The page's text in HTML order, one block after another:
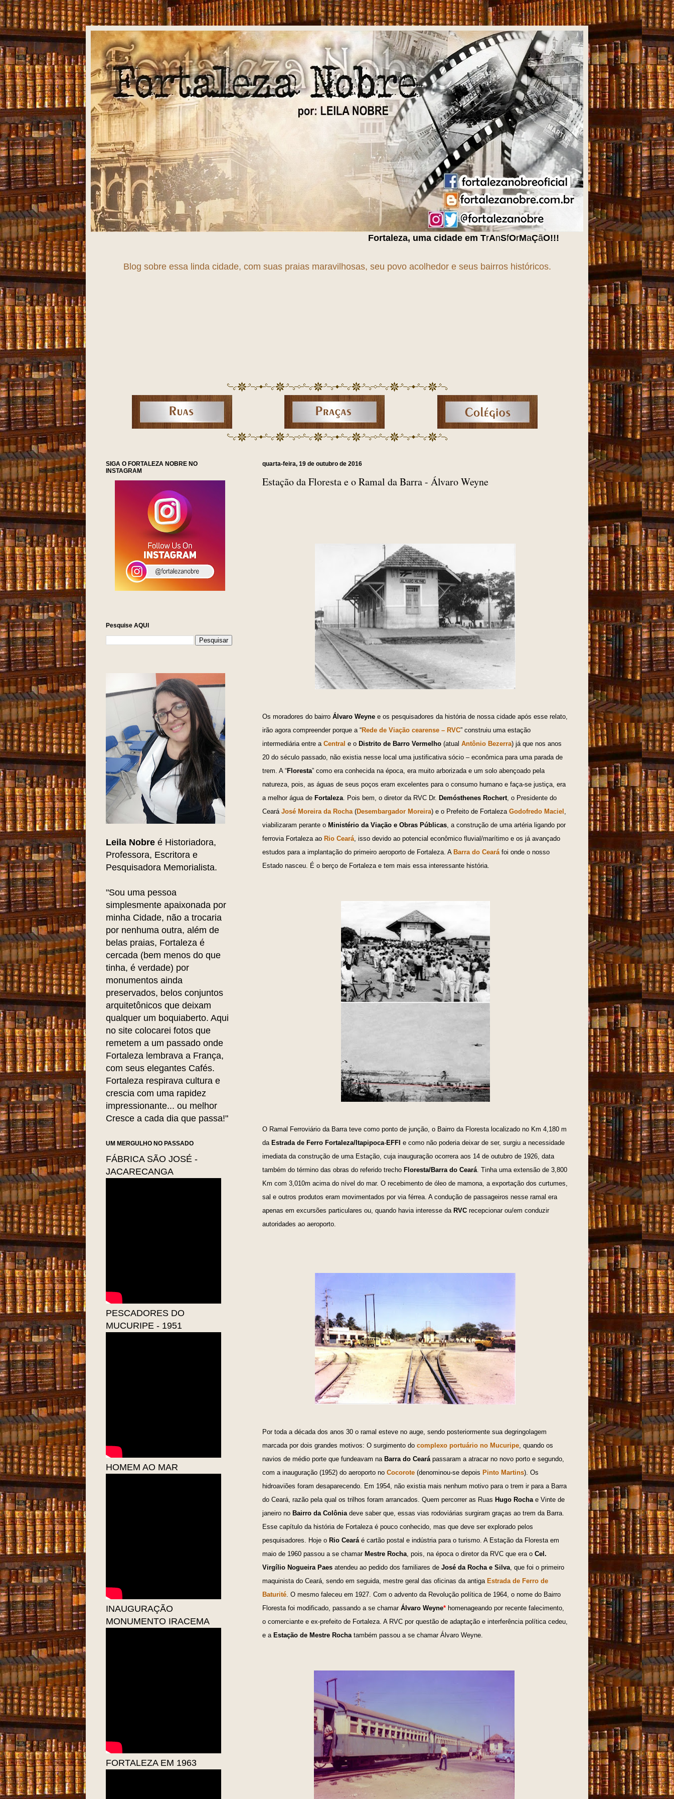
Fortaleza, uma cidade emT rAnS fOrMaÇãO!!!
Blog sobre essa linda cidade, com suas praias maravilhosas, seu povo acolhedor e seus bairros históricos.
quarta-feira, 19 de outubro de 2016
Estação da Floresta e o Ramal da Barra - Álvaro Weyne
Os moradores do bairro Álvaro Weyne e os pesquisadores da história de nossa cidade após esse relato,
irão agora compreender porque a “Rede de Viação cearense – RVC” construiu uma estação
intermediária entre a Central e o Distrito de Barro Vermelho (atual Antônio Bezerra) já que nos anos
20 do século passado, não existia nesse local uma justificativa sócio – econômica para uma parada de
trem. A “Floresta” como era conhecida na época, era muito arborizada e um solo abençoado pela
natureza, pois, as águas de seus poços eram excelentes para o consumo humano e faça-se justiça, era
a melhor água de Fortaleza. Pois bem, o diretor da RVC Dr. Demósthenes Rochert, o Presidente do
Ceará José Moreira da Rocha(Desembargador Moreira) e o Prefeito de Fortaleza Godofredo Maciel ,
viabilizaram perante o Ministério da Viação e Obras Públicas, a construção de uma artéria ligando por
ferrovia Fortaleza ao Rio Ceará, isso devido ao potencial econômico fluvial/marítimo e os já avançado
estudos para a implantação do primeiro aeroporto de Fortaleza. A Barra do Ceará foi onde o nosso
Estado nasceu. É o berço de Fortaleza e tem mais essa interessante história.
O Ramal Ferroviário da Barra teve como ponto de junção, o Bairro da Floresta localizado no Km 4,180 m
da Estrada de Ferro Fortaleza/Itapipoca-EFFI e como não poderia deixar de ser, surgiu a necessidade
imediata da construção de uma Estação, cuja inauguração ocorrera aos 14 de outubro de 1926, data
também do término das obras do referido trecho Floresta/Barra do Ceará. Tinha uma extensão de 3,800
Km com 3,010m acima do nível do mar. O recebimento de óleo de mamona, a exportação dos curtumes,
sal e outros produtos eram movimentados por via férrea. A condução de passageiros nesse ramal era
apenas em excursões particulares ou, quando havia interesse da RVC recepcionar ou/em conduzir
autoridades ao aeroporto.
Por toda a década dos anos 30 o ramal esteve no auge, sendo posteriormente sua degringolagem
marcada por dois grandes motivos: O surgimento do complexo portuário no Mucuripe, quando os
navios de médio porte que fundeavam na Barra do Cearápassaram a atracar no novo porto e segundo,
com a inauguração (1952) do aeroporto no Cocorote (denominou-se depois Pinto Martins). Os
hidroaviões foram desaparecendo. Em 1954, não existia mais nenhum motivo para o trem ir para a Barra
do Ceará, razão pela qual os trilhos foram arrancados. Quem percorrer as Ruas Hugo Rochae Vinte de
janeiro no Bairro da Colôniadeve saber que, essas vias rodoviárias surgiram graças ao trem da Barra.
Esse capítulo da história de Fortaleza é pouco conhecido, mas que deve ser explorado pelos
pesquisadores. Hoje o Rio Cearáé cartão postal e indústria para o turismo. A Estação da Floresta em
maio de 1960 passou a se chamar Mestre Rocha, pois, na época o diretor da RVC que era o Cel.
Virgílio Nogueira Paes atendeu ao pedido dos familiares de José da Rocha e Silva, que foi o primeiro
maquinista do Ceará, sendo em seguida, mestre geral das oficinas da antiga Estrada de Ferro de
Baturité. O mesmo faleceu em 1927. Com o advento da Revolução política de 1964, o nome do Bairro
Floresta foi modificado, passando a se chamar Álvaro Weyne* homenageando por recente falecimento,
o comerciante e ex-prefeito de Fortaleza. A RVC por questão de adaptação e interferência política cedeu,
e a Estação de Mestre Rochatambém passou a se chamar Álvaro Weyne.
SIGA O FORTALEZA NOBRE NO
INSTAGRAM
Pesquise AQUI
Leila Nobre é Historiadora,
Professora, Escritora e
Pesquisadora Memorialista.
"Sou uma pessoa
simplesmente apaixonada por
minha Cidade, não a trocaria
por nenhuma outra, além de
belas praias, Fortaleza é
cercada (bem menos do que
tinha, é verdade) por
monumentos ainda
preservados, belos conjuntos
arquitetônicos que deixam
qualquer um boquiaberto. Aqui
no site colocarei fotos que
remetem a um passado onde
Fortaleza lembrava a França,
com seus elegantes Cafés.
Fortaleza respirava cultura e
crescia com uma rapidez
impressionante... ou melhor
Cresce a cada dia que passa!"
UM MERGULHO NO PASSADO
FÁBRICA SÃO JOSÉ -
JACARECANGA
PESCADORES DO
MUCURIPE - 1951
HOMEM AO MAR
INAUGURAÇÃO
MONUMENTO IRACEMA
FORTALEZA EM 1963